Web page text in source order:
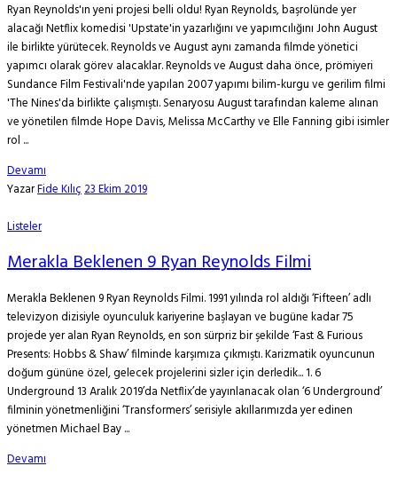
Ryan Reynolds'ın yeni projesi belli oldu! Ryan Reynolds, başrolünde yer
alacağı Netflix komedisi 'Upstate'in yazarlığını ve yapımcılığını John August
ile birlikte yürütecek. Reynolds ve August aynı zamanda filmde yönetici
yapımcı olarak görev alacaklar. Reynolds ve August daha önce, prömiyeri
Sundance Film Festivali'nde yapılan 2007 yapımı bilim-kurgu ve gerilim filmi
'The Nines'da birlikte çalışmıştı. Senaryosu August tarafından kaleme alınan
ve yönetilen filmde Hope Davis, Melissa McCarthy ve Elle Fanning gibi isimler
rol ...
Devamı
YazarFide Kılıç23 Ekim 2019
Listeler
Merakla Beklenen 9 Ryan Reynolds Filmi
Merakla Beklenen 9 Ryan Reynolds Filmi. 1991 yılında rol aldığı ‘Fifteen’ adlı
televizyon dizisiyle oyunculuk kariyerine başlayan ve bugüne kadar 75
projede yer alan Ryan Reynolds, en son sürpriz bir şekilde ‘Fast & Furious
Presents: Hobbs & Shaw’ filminde karşımıza çıkmıştı. Karizmatik oyuncunun
doğum gününe özel, gelecek projelerini sizler için derledik... 1. 6
Underground 13 Aralık 2019’da Netflix’de yayınlanacak olan ‘6 Underground’
filminin yönetmenliğini ‘Transformers’ serisiyle akıllarımızda yer edinen
yönetmen Michael Bay ...
Devamı